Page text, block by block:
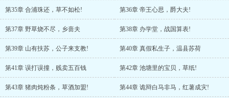
第35章 合浦珠还，草不如松! 第36章 帝王心思，爵大夫!
第37章 野草烧不尽，乡啬夫 第38章 办学堂，战国算表!
第39章 山有扶苏，公子来支教! 第40章 真假私生子，温县苏荷
第41章 误打误撞，贱卖五百钱 第42章 池塘里的宝贝，草纸!
第43章 猪肉炖粉条，草酒加盟! 第44章 诡辩白马非马，红薯成灾!